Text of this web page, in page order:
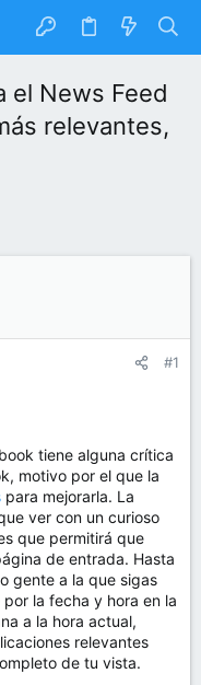
el News Feed
relevantes,
#1
tiene alguna crítica
motivo por el que la
para mejorarla. La
ver con un curioso
que permitirá que
de entrada. Hasta
gente a la que sigas
la fecha y hora en la
a la hora actual,
relevantes
de tu vista.